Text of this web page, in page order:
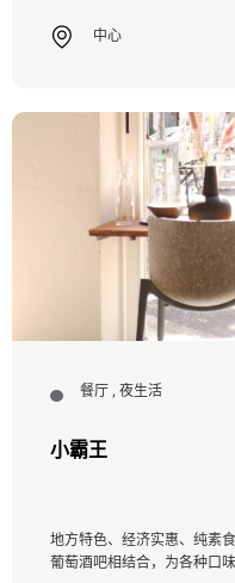
中心
餐厅 , 夜生活
小霸王
地方特色、经济实惠、纯素
葡萄酒吧相结合，为各种口